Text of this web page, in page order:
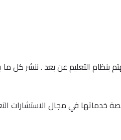
من العام 2013 كأول منصة مصرية وعربية تهتم
في مجال الاستشارات